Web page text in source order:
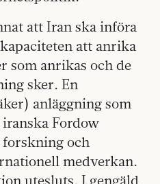
att Iran ska införa
att anrika
som anrikas och de
sker. En
anläggning som
Fordow
och
medverkan.
utesluts. I gengäld